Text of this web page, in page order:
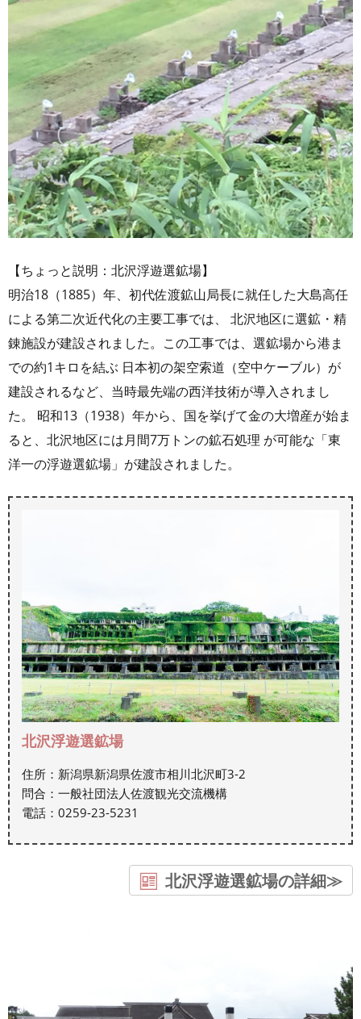
【ちょっと説明：北沢浮遊選鉱場】
明治18（1885）年、初代佐渡鉱山局長に就任した大島高任
による第二次近代化の主要工事では、 北沢地区に選鉱・精
錬施設が建設されました。この工事では、選鉱場から港ま
での約1キロを結ぶ 日本初の架空索道（空中ケーブル）が
建設されるなど、当時最先端の西洋技術が導入されまし
た。 昭和13（1938）年から、国を挙げて金の大増産が始ま
ると、北沢地区には月間7万トンの鉱石処理 が可能な「東
洋一の浮遊選鉱場」が建設されました。
北沢浮遊選鉱場
住所：新潟県新潟県佐渡市相川北沢町3-2
問合：一般社団法人佐渡観光交流機構
電話：0259-23-5231
北沢浮遊選鉱場の詳細≫